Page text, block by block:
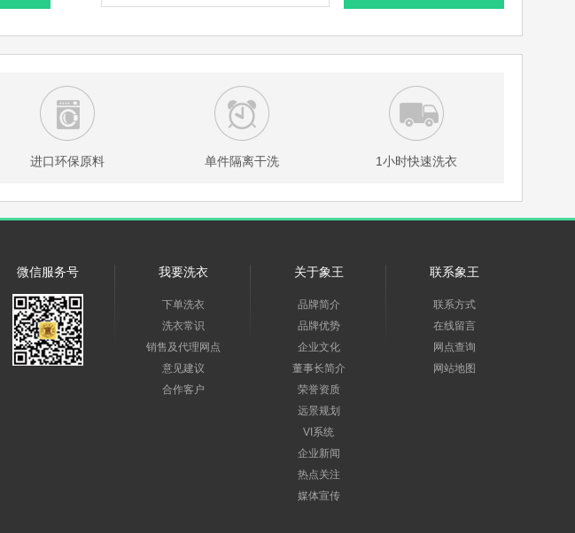
进口环保原料 单件隔离干洗 1小时快速洗衣
微信服务号 我要洗衣
下单洗衣
洗衣常识
销售及代理网点
意见建议
合作客户
关于象王
品牌简介
品牌优势
企业文化
董事长简介
荣誉资质
远景规划
VI系统
企业新闻
热点关注
媒体宣传
联系象王
联系方式
在线留言
网点查询
网站地图